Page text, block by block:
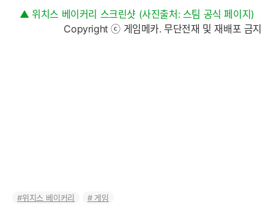
▲ 위치스 베이커리 스크린샷 (사진출처: 스팀 공식 페이지)
Copyright ⓒ 게임메카. 무단전재 및 재배포 금지
위치스 베이커리 게임